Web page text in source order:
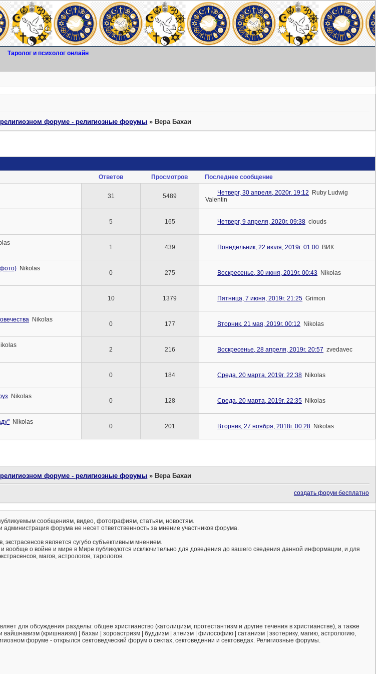
Таролог и психолог онлайн
форуме - религиозные форумы »Вера Бахаи
Ответов Просмотров Последнее сообщение
31 5489 Четверг, 30 апреля, 2020г. 19:12 Ruby Ludwig
Valentin
5 165 Четверг, 9 апреля, 2020г. 09:38 clouds
1 439 Понедельник, 22 июля, 2019г. 01:00 ВИК
Nikolas
0 275 Воскресенье, 30 июня, 2019г. 00:43 Nikolas
10 1379 Пятница, 7 июня, 2019г. 21:25 Grimon
Nikolas
0 177 Вторник, 21 мая, 2019г. 00:12 Nikolas
2 216 Воскресенье, 28 апреля, 2019г. 20:57 zvedavec
0 184 Среда, 20 марта, 2019г. 22:38 Nikolas
Nikolas
0 128 Среда, 20 марта, 2019г. 22:35 Nikolas
Nikolas
0 201 Вторник, 27 ноября, 2018г. 00:28 Nikolas
форуме - религиозные форумы »Вера Бахаи
создать форум бесплатно
сообщениям, видео, фотографиям, статьям, новостям.
форума не несет ответственность за мнение участников форума.
является сугубо субъективным мнением.
вообще о войне и мире в Мире публикуются исключительно для доведения до вашего сведения данной информации, и для
магов, астрологов, тарологов.
для обсуждения разделы: общее христианство (католицизм, протестантизм и другие течения в христианстве), а также
(кришнаизм) | бахаи | зороастризм | буддизм | атеизм | философию | сатанизм | эзотерику, магию, астрологию,
форуме - открылся сектоведческий форум о сектах, сектоведении и сектоведах. Религиозные форумы.